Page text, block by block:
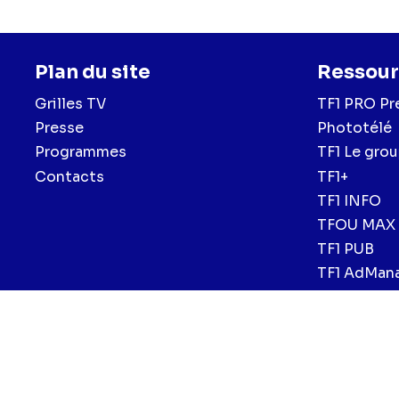
Plan du site
Grilles TV
Presse
Programmes
Contacts
TF1 PRO
Phototélé
TF1 Le
TF1+
TF1 INFO
TFOU MAX
TF1 PUB
TF1